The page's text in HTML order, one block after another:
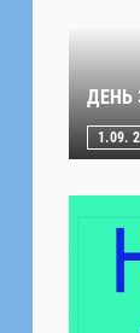
ДЕНЬ
1.09.